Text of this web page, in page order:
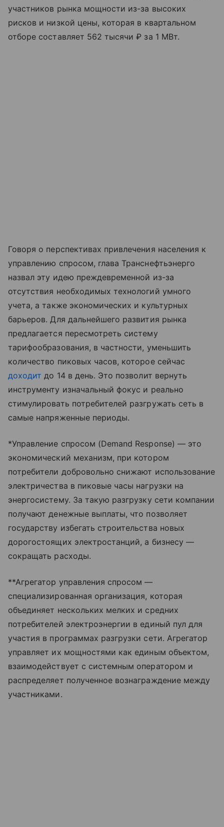
участников рынка мощности из-за высоких
рисков и низкой цены, которая в квартальном
отборе составляет 562 тысячи ₽ за 1 МВт.
Говоря о перспективах привлечения населения к
управлению спросом, глава Транснефтьэнерго
назвал эту идею преждевременной из-за
отсутствия необходимых технологий умного
учета, а также экономических и культурных
барьеров. Для дальнейшего развития рынка
предлагается пересмотреть систему
тарифообразования, в частности, уменьшить
количество пиковых часов, которое сейчас
доходит до 14 в день. Это позволит вернуть
инструменту изначальный фокус и реально
стимулировать потребителей разгружать сеть в
самые напряженные периоды.
*Управление спросом (Demand Response) — это
экономический механизм, при котором
потребители добровольно снижают использование
электричества в пиковые часы нагрузки на
энергосистему. За такую разгрузку сети компании
получают денежные выплаты, что позволяет
государству избегать строительства новых
дорогостоящих электростанций, а бизнесу —
сокращать расходы.
**Агрегатор управления спросом —
специализированная организация, которая
объединяет нескольких мелких и средних
потребителей электроэнергии в единый пул для
участия в программах разгрузки сети. Агрегатор
управляет их мощностями как единым объектом,
взаимодействует с системным оператором и
распределяет полученное вознаграждение между
участниками.